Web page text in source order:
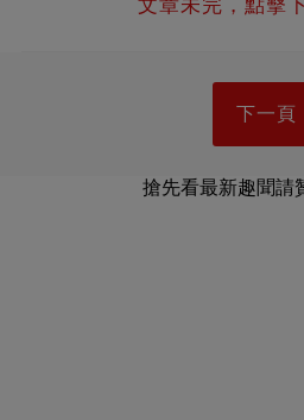
文章未完，點擊
下一頁
搶先看最新趣聞請